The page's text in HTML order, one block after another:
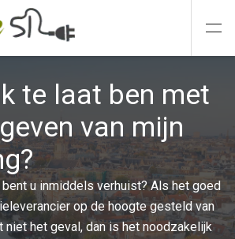
te laat ben met
van mijn
u inmiddels verhuist? Als het goed
op de hoogte gesteld van
niet het geval, dan is het noodzakelijk